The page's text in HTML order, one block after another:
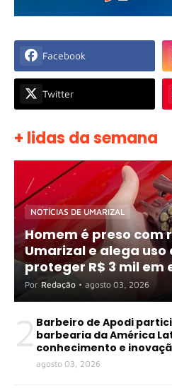
Facebook
Twitter
+ lidas da semana
NOTÍCIAS DE UMARIZAL
Homem é preso com
Umarizal e alega
proteger R$ 3 mil em
Por Redação • agosto 03, 2026
2 Barbeiro de Apodi
barbearia da América
conhecimento e
agosto 03, 2026